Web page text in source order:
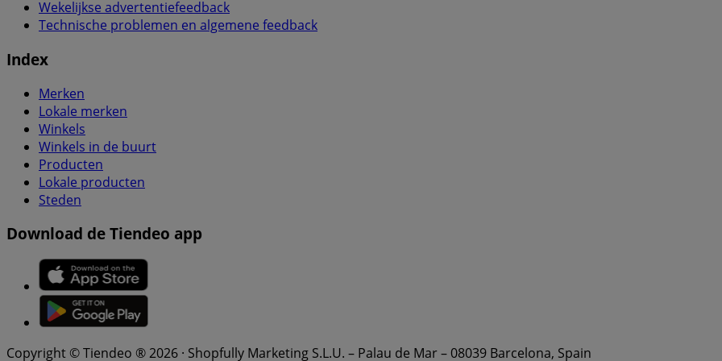
Wekelijkse advertentiefeedback
Technische problemen en algemene feedback
Index
Merken
Lokale merken
Winkels
Winkels in de buurt
Producten
Lokale producten
Steden
Download de Tiendeo app
Copyright © Tiendeo ® 2026 · Shopfully Marketing S.L.U. – Palau de Mar – 08039 Barcelona, Spain